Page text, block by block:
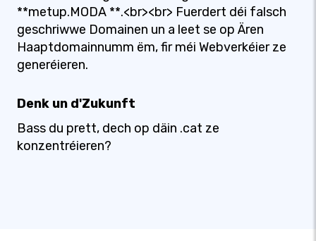
**metup.MODA **.<br><br> Fuerdert déi falsch
geschriwwe Domainen un a leet se op Ären
Haaptdomainnumm ëm, fir méi Webverkéier ze
generéieren.
Denk un d'Zukunft
Bass du prett, dech op däin .cat ze
konzentréieren?